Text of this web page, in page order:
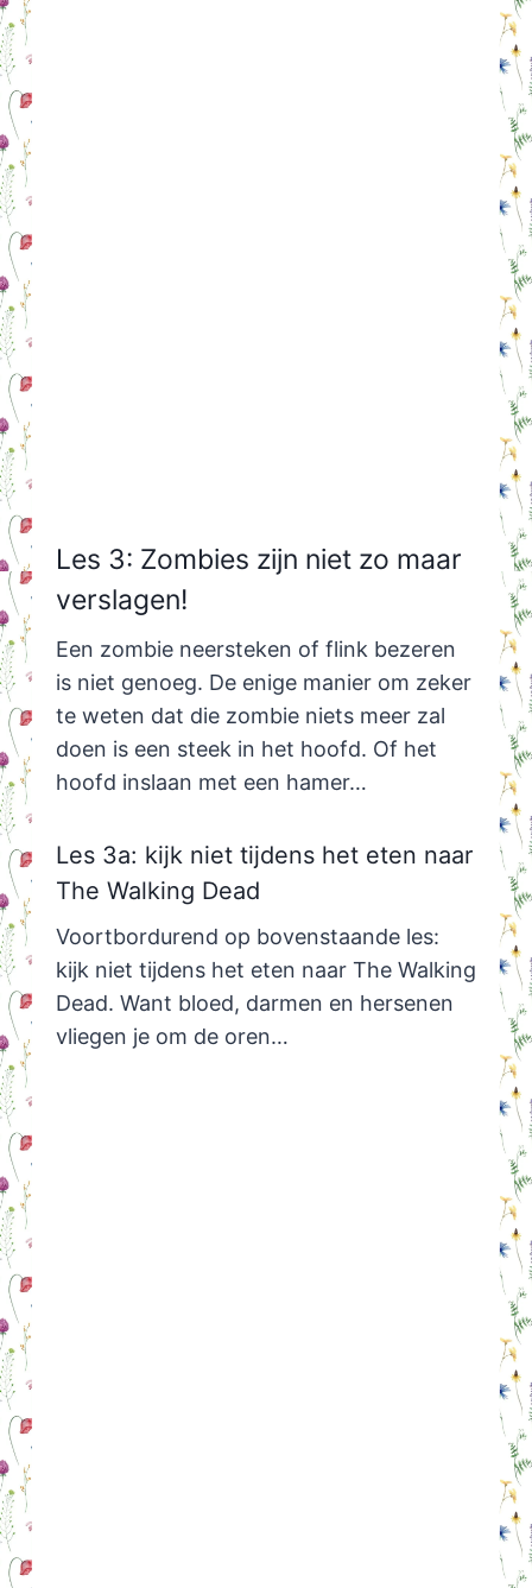
Les 3: Zombies zijn niet zo maar
verslagen!
Een zombie neersteken of flink bezeren
is niet genoeg. De enige manier om zeker
te weten dat die zombie niets meer zal
doen is een steek in het hoofd. Of het
hoofd inslaan met een hamer…
Les 3a: kijk niet tijdens het eten naar
The Walking Dead
Voortbordurend op bovenstaande les:
kijk niet tijdens het eten naar The Walking
Dead. Want bloed, darmen en hersenen
vliegen je om de oren…